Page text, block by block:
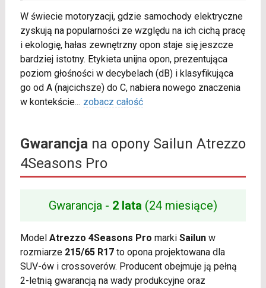
W świecie motoryzacji, gdzie samochody elektryczne
zyskują na popularności ze względu na ich cichą pracę
i ekologię, hałas zewnętrzny opon staje się jeszcze
bardziej istotny. Etykieta unijna opon, prezentująca
poziom głośności w decybelach (dB) i klasyfikująca
go od A (najcichsze) do C, nabiera nowego znaczenia
w kontekście... zobacz całość
Gwarancjana opony Sailun Atrezzo
4Seasons Pro
Gwarancja - 2 lata (24 miesiące)
Model Atrezzo 4Seasons Pro marki Sailunw
rozmiarze 215/65 R17to opona projektowana dla
SUV-ów i crossoverów. Producent obejmuje ją pełną
2-letnią gwarancją na wady produkcyjne oraz